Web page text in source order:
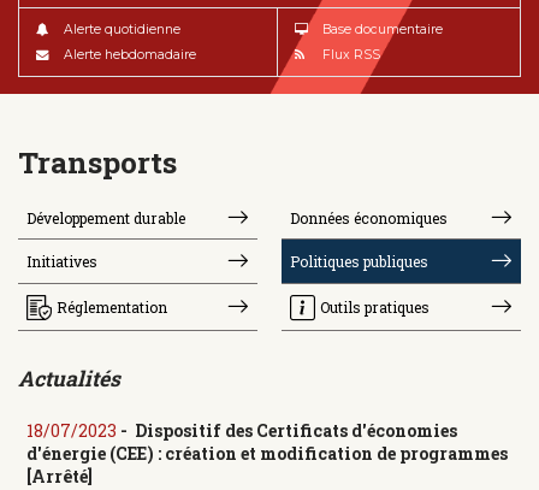
Alerte quotidienne
Alerte hebdomadaire
Base documentaire
Flux RSS
Transports
Développement durable Données économiques
Initiatives Politiques publiques
Réglementation Outils pratiques
Actualités
18/07/2023 - Dispositif des Certificats d'économies
d'énergie (CEE) : création et modification de programmes
[Arrêté]